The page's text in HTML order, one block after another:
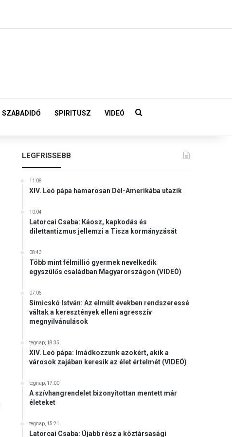
SZABADIDŐ SPIRITUSZ VIDEÓ Keresés:
LEGFRISSEBB
11:08
XIV. Leó pápa hamarosan Dél-Amerikába utazik
10:04
Latorcai Csaba: Káosz, kapkodás és
dilettantizmus jellemzi a Tisza kormányzását
08:43
Több mint félmillió gyermek nevelkedik
egyszülős családban Magyarországon (VIDEÓ)
07:05
Simicskó István: Az elmúlt években rendszeressé
váltak a keresztények elleni agresszív
megnyilvánulások
tegnap, 18:35
XIV. Leó pápa: Imádkozzunk azokért, akik a
városok zajában keresik az élet értelmét (VIDEÓ)
tegnap, 17:00
A szívhangrendelet bizonyítottan mentett már
életeket
tegnap, 15:21
Latorcai Csaba: Újabb rész a köztársasági